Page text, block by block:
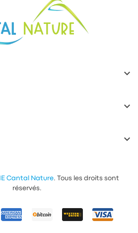



Cantal Nature. Tous les droits sont
réservés.